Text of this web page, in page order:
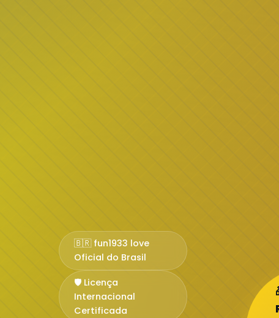
🇧🇷 fun1933 love
Oficial do Brasil
🛡️ Licença
Internacional
Certificada